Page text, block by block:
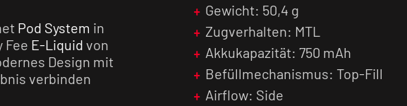
Pod System in
Fee E-Liquid von
Design mit
verbinden
Gewicht: 50,4 g
Zugverhalten: MTL
Akkukapazität: 750 mAh
Befüllmechanismus: Top-Fill
Airflow: Side